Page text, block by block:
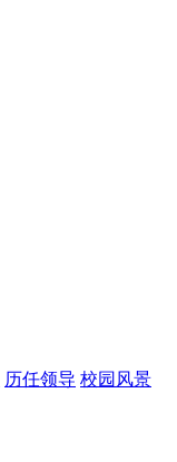
历任领导 校园风景